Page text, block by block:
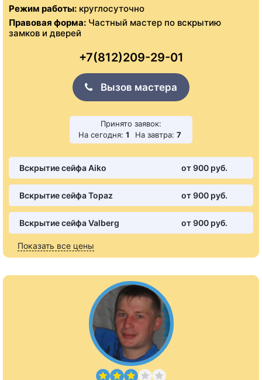
Режим работы: круглосуточно
Правовая форма: Частный мастер по вскрытию
замков и дверей
+7(812)209-29-01
Вызов мастера
Принято заявок:
На сегодня: 1 На завтра: 7
Вскрытие сейфа Aiko от 900 pуб.
Вскрытие сейфа Topaz от 900 pуб.
Вскрытие сейфа Valberg от 900 pуб.
Показать все цены